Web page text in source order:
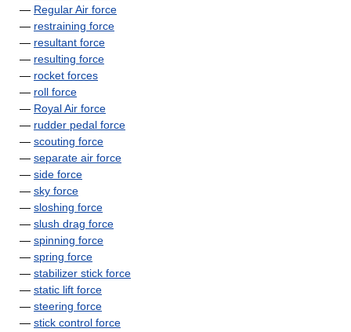
— Regular Air force
— restraining force
— resultant force
— resulting force
— rocket forces
— roll force
— Royal Air force
— rudder pedal force
— scouting force
— separate air force
— side force
— sky force
— sloshing force
— slush drag force
— spinning force
— spring force
— stabilizer stick force
— static lift force
— steering force
— stick control force